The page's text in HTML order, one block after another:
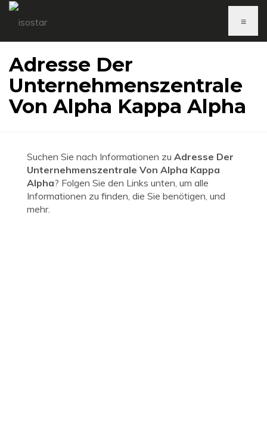
≡
Adresse Der
Unternehmenszentrale
Von Alpha Kappa Alpha
Suchen Sie nach Informationen zu Adresse Der
Unternehmenszentrale Von Alpha Kappa
Alpha? Folgen Sie den Links unten, um alle
Informationen zu finden, die Sie benötigen, und
mehr.